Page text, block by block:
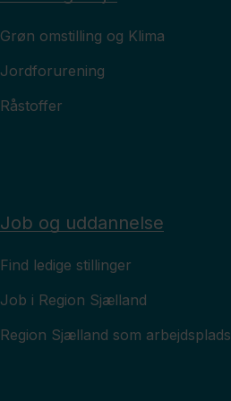
Grøn omstilling og Klima
Jordforurening
Råstoffer
Job og uddannelse
Find ledige stillinger
Job i Region Sjælland
Region Sjælland som arbejdsplads